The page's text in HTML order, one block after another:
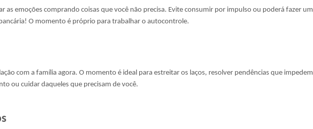
as emoções comprando coisas que você não precisa. Evite consumir por impulso ou poderá fazer um
O momento é próprio para trabalhar o autocontrole.
com a família agora. O momento é ideal para estreitar os laços, resolver pendências que
ou cuidar daqueles que precisam de você.